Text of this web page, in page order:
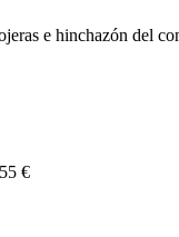
e hinchazón del
€